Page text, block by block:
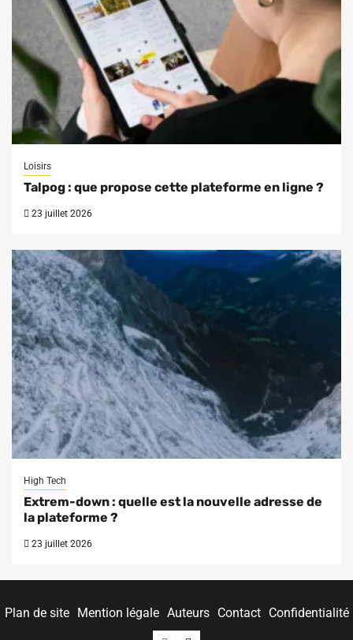
Loisirs
Talpog : que propose cette plateforme en ligne ?
23 juillet 2026
High Tech
Extrem-down : quelle est la nouvelle adresse de
la plateforme ?
23 juillet 2026
Plan de site Mention légale Auteurs Contact Confidentialité